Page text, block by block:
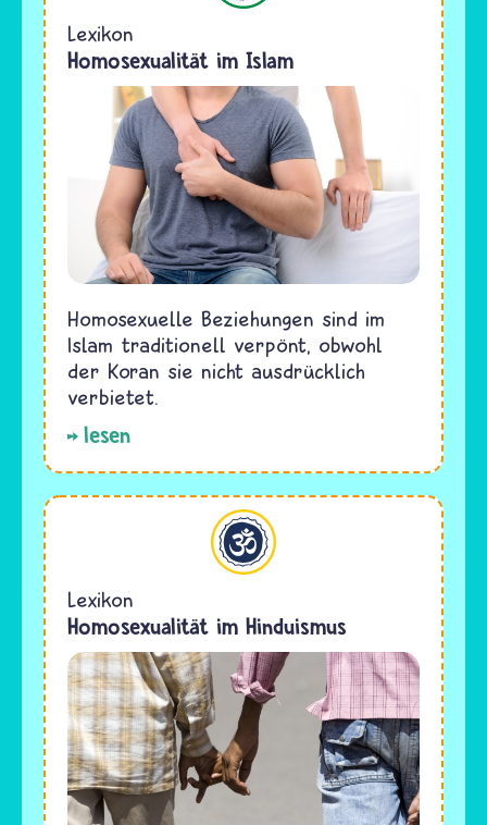
Lexikon
Homosexualität im Islam
Homosexuelle Beziehungen sind im
Islam traditionell verpönt, obwohl
der Koran sie nicht ausdrücklich
verbietet.
lesen
Hinduismus
Lexikon
Homosexualität im Hinduismus